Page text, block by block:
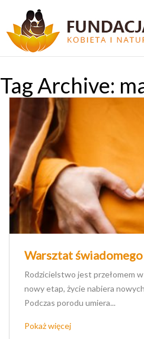
Tag Archive:
Warsztat
Rodzicielstwo jest przełomem
nowy etap, życie nabiera
Podczas porodu umiera...
Pokaż więcej